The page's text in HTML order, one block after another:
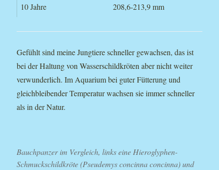
10 Jahre 208,6-213,9 mm
Gefühlt sind meine Jungtiere schneller gewachsen, das ist
bei der Haltung von Wasserschildkröten aber nicht weiter
verwunderlich. Im Aquarium bei guter Fütterung und
gleichbleibender Temperatur wachsen sie immer schneller
als in der Natur.
Bauchpanzer im Vergleich, links eine Hieroglyphen-
Schmuckschildkröte (Pseudemys concinna concinna) und